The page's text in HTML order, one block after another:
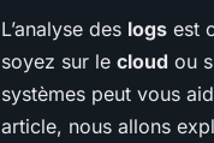
L’analyse des logs est
soyez sur le cloud ou
systèmes peut vous
article, nous allons